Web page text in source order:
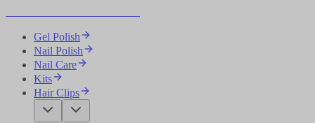
Gel Polish
Nail Polish
Nail Care
Kits
Hair Clips